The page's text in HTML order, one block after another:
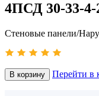
4ПСД 30-33-4-
Стеновые панели/
В корзину Перейти в